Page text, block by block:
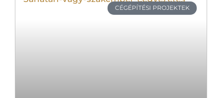
CÉGÉPÍTÉSI PROJEKTEK